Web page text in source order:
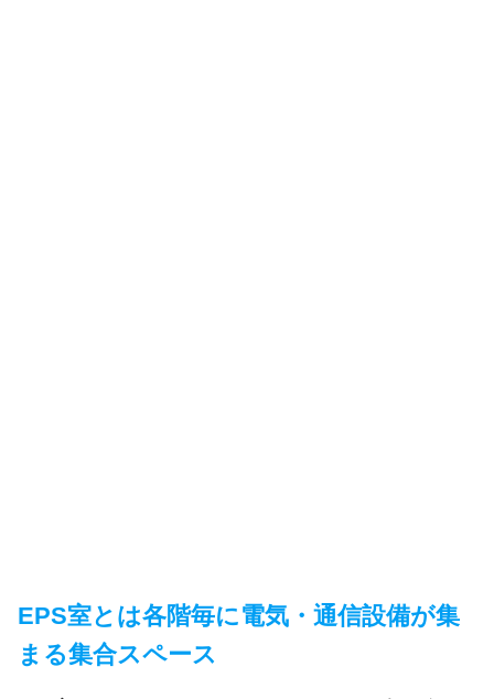
EPS室とは各階毎に電気・通信設備が集
まる集合スペース